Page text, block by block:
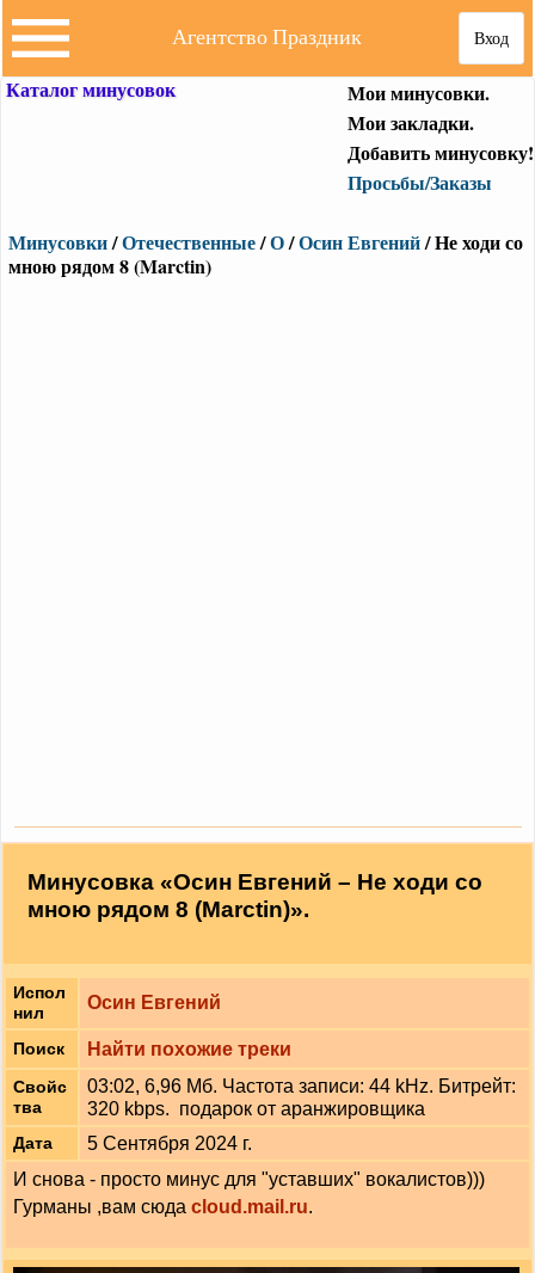
Вход
Агентство Праздник
Каталог минусовок
Мои минусовки.
Мои закладки.
Добавить минусовку!
Просьбы/Заказы
Минусовки/Отечественные/О/Осин Евгений/ Не ходи со
мною рядом 8 (Marctin)
Минусовка «Осин Евгений – Не ходи со
мною рядом 8 (Marctin)».
Испол
нил
Осин Евгений
Поиск Найти похожие треки
Свойс
тва
03:02, 6,96 Мб. Частота записи: 44 kHz. Битрейт:
320 kbps. подарок от аранжировщика
Дата
5 Сентября 2024 г.
И снова - просто минус для "уставших" вокалистов)))
Гурманы ,вам сюда cloud.mail.ru.